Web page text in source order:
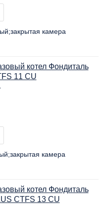
закрытая камера
котел Фондиталь
11 CU
закрытая камера
котел Фондиталь
CTFS 13 CU